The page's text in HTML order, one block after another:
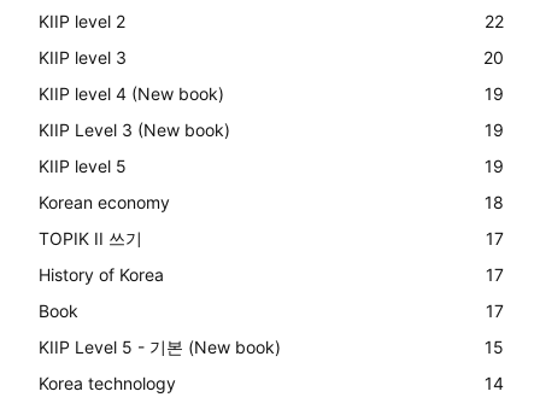
KIIP level 2
22
KIIP level 3
20
KIIP level 4 (New book)
19
KIIP Level 3 (New book)
19
KIIP level 5
19
Korean economy
18
TOPIK II 쓰기
17
History of Korea
17
Book
17
KIIP Level 5 - 기본 (New book)
15
Korea technology
14